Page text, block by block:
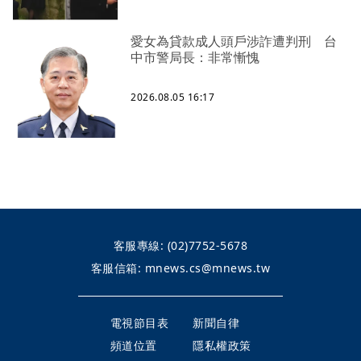
愛女為貸款成人頭戶涉詐遭判刑 台
中市警局長：非常慚愧
2026.08.05 16:17
客服專線: (02)7752-5678
客服信箱: mnews.cs@mnews.tw
電視節目表
新聞自律
頻道位置
隱私權政策